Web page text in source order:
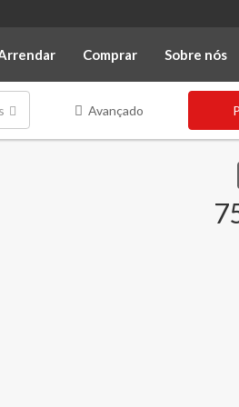
Comprar Sobre nós
Avançado